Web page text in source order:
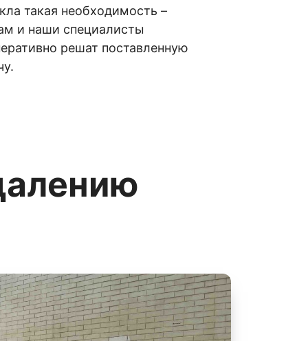
такая необходимость –
и наши специалисты
решат поставленную